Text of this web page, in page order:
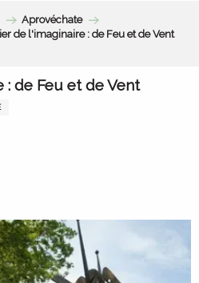
Aprovéchate
de l'imaginaire : de Feu et de Vent
: de Feu et de Vent